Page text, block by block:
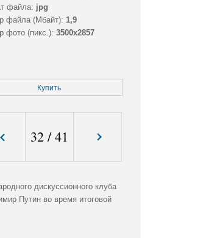
файла: jpg
файла (Мбайт): 1,9
фото (пикс.): 3500x2857
Купить
32/41
дискуссионного клуба
Путин во время итоговой